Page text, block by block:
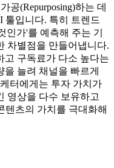
공(Repurposing)하는 데
툴입니다. 특히 트렌드
인가'를 예측해 주는 기
차별점을 만들어냅니다.
고 구독료가 다소 높다는
늘려 채널을 빠르게
터에게는 투자 가치가
영상을 다수 보유하고
텐츠의 가치를 극대화해